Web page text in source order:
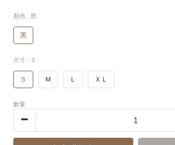
顏色 : 黑
黑
尺寸 : Ｓ
Ｓ Ｍ Ｌ ＸＬ
數量